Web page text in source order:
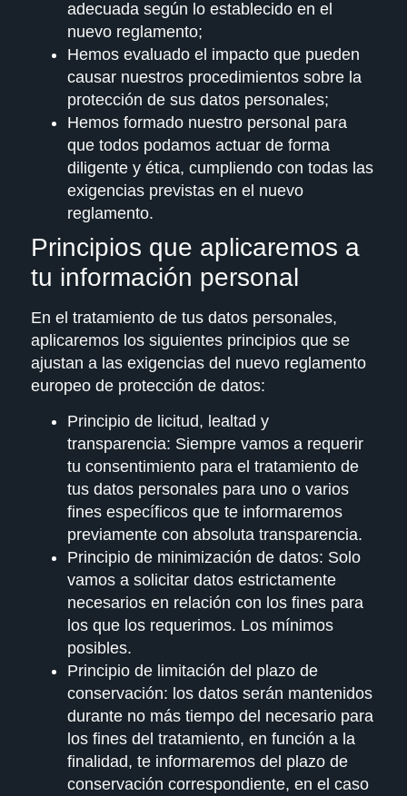
adecuada según lo establecido en el
nuevo reglamento;
Hemos evaluado el impacto que pueden
causar nuestros procedimientos sobre la
protección de sus datos personales;
Hemos formado nuestro personal para
que todos podamos actuar de forma
diligente y ética, cumpliendo con todas las
exigencias previstas en el nuevo
reglamento.
Principios que aplicaremos a
tu información personal
En el tratamiento de tus datos personales,
aplicaremos los siguientes principios que se
ajustan a las exigencias del nuevo reglamento
europeo de protección de datos:
Principio de licitud, lealtad y
transparencia: Siempre vamos a requerir
tu consentimiento para el tratamiento de
tus datos personales para uno o varios
fines específicos que te informaremos
previamente con absoluta transparencia.
Principio de minimización de datos: Solo
vamos a solicitar datos estrictamente
necesarios en relación con los fines para
los que los requerimos. Los mínimos
posibles.
Principio de limitación del plazo de
conservación: los datos serán mantenidos
durante no más tiempo del necesario para
los fines del tratamiento, en función a la
finalidad, te informaremos del plazo de
conservación correspondiente, en el caso